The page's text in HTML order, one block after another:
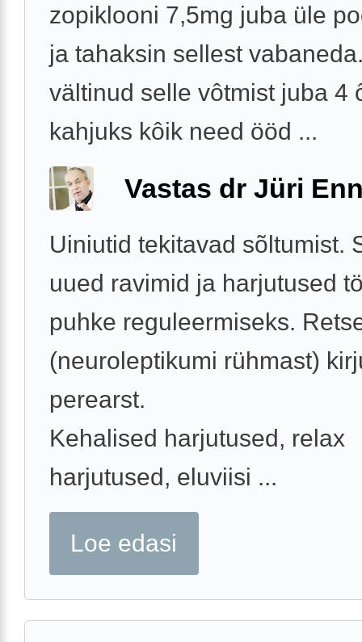
zopiklooni 7,5mg juba üle
ja tahaksin sellest
vältinud selle vôtmist juba 4
kahjuks kôik need ööd ...
Vastas dr Jüri
Uiniutid tekitavad sõltumist.
uued ravimid ja harjutused
puhke reguleermiseks.
(neuroleptikumi rühmast)
perearst.
Kehalised harjutused, relax
harjutused, eluviisi ...
Loe edasi